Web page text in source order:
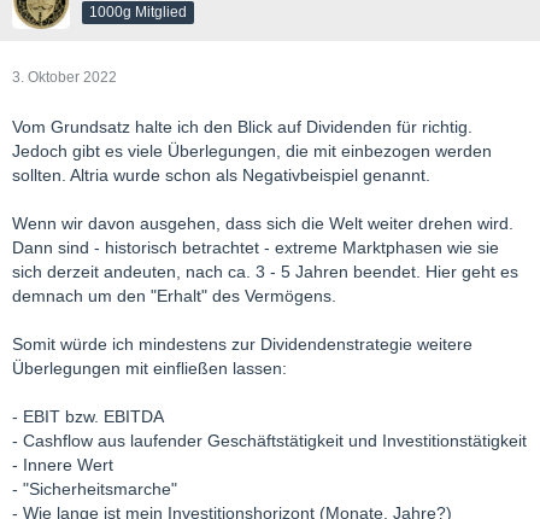
1000g Mitglied
3. Oktober 2022
Vom Grundsatz halte ich den Blick auf Dividenden für richtig.
Jedoch gibt es viele Überlegungen, die mit einbezogen werden
sollten. Altria wurde schon als Negativbeispiel genannt.
Wenn wir davon ausgehen, dass sich die Welt weiter drehen wird.
Dann sind - historisch betrachtet - extreme Marktphasen wie sie
sich derzeit andeuten, nach ca. 3 - 5 Jahren beendet. Hier geht es
demnach um den "Erhalt" des Vermögens.
Somit würde ich mindestens zur Dividendenstrategie weitere
Überlegungen mit einfließen lassen:
- EBIT bzw. EBITDA
- Cashflow aus laufender Geschäftstätigkeit und Investitionstätigkeit
- Innere Wert
- "Sicherheitsmarche"
- Wie lange ist mein Investitionshorizont (Monate, Jahre?)